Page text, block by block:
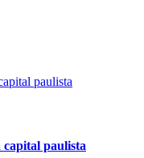
capital paulista